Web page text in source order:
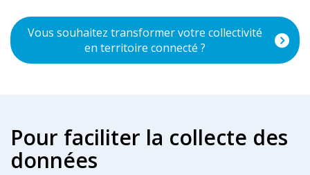
Vous souhaitez transformer votre collectivité
en territoire connecté ?
Pour faciliter la collecte des
données